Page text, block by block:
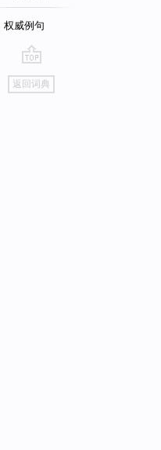
权威例句
go
top
返回词典